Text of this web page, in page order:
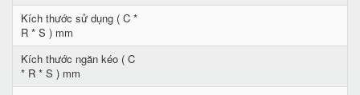
Kích thước sử dụng ( C *
R * S ) mm
Kích thước ngăn kéo ( C
* R * S ) mm